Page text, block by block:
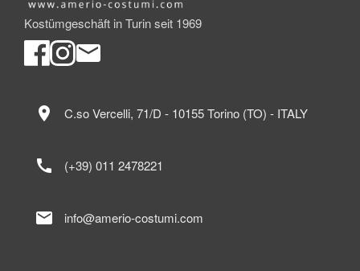
Kostümgeschäft in Turin seit 1969
location_on C.so Vercelli, 71/D - 10155 Torino (TO) - ITALY
call (+39) 011 2478221
mail info@amerio-costumi.com